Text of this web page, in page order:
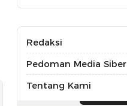
Redaksi
Pedoman Media Siber
Tentang Kami